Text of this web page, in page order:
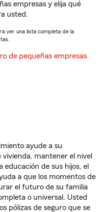
empresas y elija qué
usted.
ver una lista completa de la
de pequeñas empresas
ayude a su
vivienda, mantener el nivel
educación de sus hijos, el
a que los momentos de
el futuro de su familia
o universal. Usted
pólizas de seguro que se